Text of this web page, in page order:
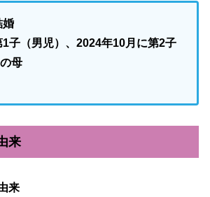
婚
子（男児）、2024年10月に第2子
母
来
来